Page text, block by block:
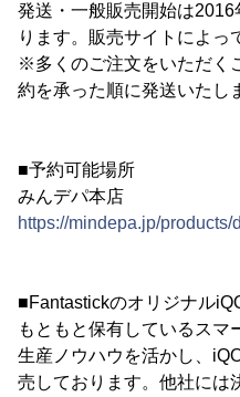
発送・一般販売開始は
ります。販売サイトによっ
※多くのご注文をいただく
約を承った順に発送いたし
■予約可能場所
みんデパ本店
https://mindepa.jp/
■Fantastickのオリジナル
もともと保有しているスマ
生産ノウハウを活かし、
売しております。他社には